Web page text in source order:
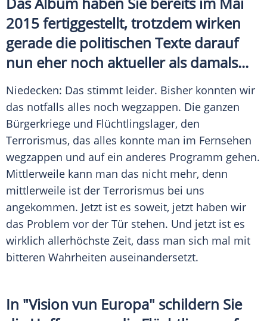
2015 fertiggestellt, trotzdem wirken
gerade die politischen Texte darauf
nun eher noch aktueller als damals...
Niedecken: Das stimmt leider. Bisher konnten wir
das notfalls alles noch wegzappen. Die ganzen
Bürgerkriege und Flüchtlingslager, den
Terrorismus, das alles konnte man im Fernsehen
wegzappen und auf ein anderes Programm gehen.
Mittlerweile kann man das nicht mehr, denn
mittlerweile ist der Terrorismus bei uns
angekommen. Jetzt ist es soweit, jetzt haben wir
das Problem vor der Tür stehen. Und jetzt ist es
wirklich allerhöchste Zeit, dass man sich mal mit
bitteren Wahrheiten auseinandersetzt.
In "Vision vun Europa" schildern Sie